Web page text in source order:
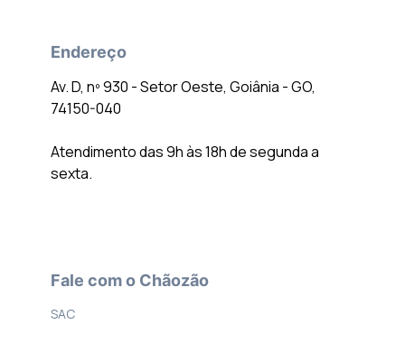
Endereço
Av. D, nº 930 - Setor Oeste, Goiânia - GO,
74150-040
Atendimento das 9h às 18h de segunda a
sexta.
Fale com o Chãozão
SAC